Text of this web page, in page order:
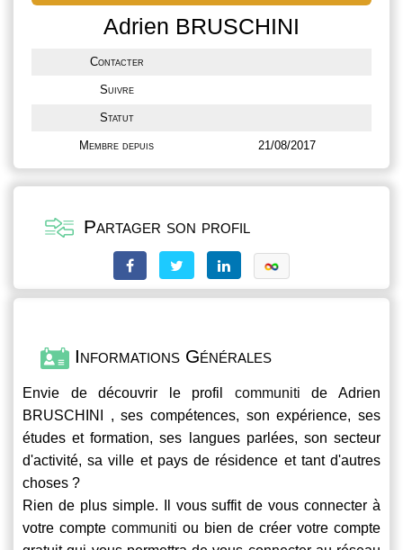
Adrien BRUSCHINI
Contacter
Suivre
Statut
Membre depuis 21/08/2017
Partager son profil
Informations Générales
Envie de découvrir le profil communiti de Adrien
BRUSCHINI , ses compétences, son expérience, ses
études et formation, ses langues parlées, son secteur
d'activité, sa ville et pays de résidence et tant d'autres
choses ?
Rien de plus simple. Il vous suffit de vous connecter à
votre compte communiti ou bien de créer votre compte